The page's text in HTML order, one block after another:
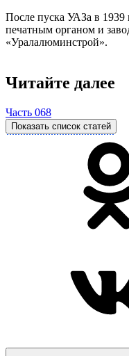
После пуска УАЗа в
печатным органом и
«Уралалюминстрой».
Читайте далее
Часть 068
Показать список статей